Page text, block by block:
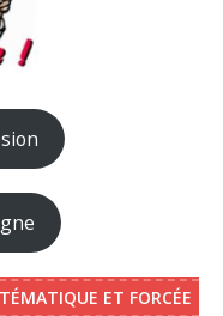
ET FORCÉE